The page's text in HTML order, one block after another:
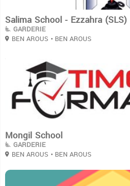
Salima School - Ezzahra (SLS)
GARDERIE
BEN AROUS • BEN AROUS
Mongil School
GARDERIE
BEN AROUS • BEN AROUS